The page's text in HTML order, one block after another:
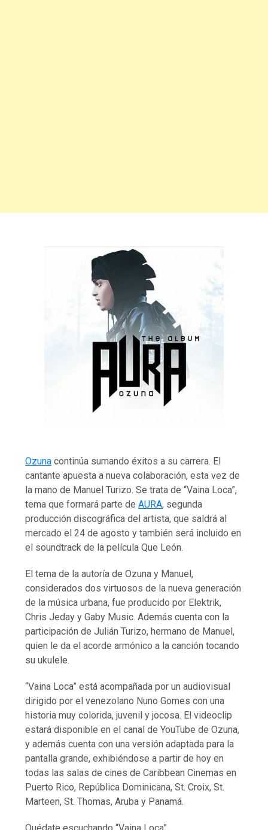
Ozuna continúa sumando éxitos a su carrera. El
cantante apuesta a nueva colaboración, esta vez de
la mano de Manuel Turizo. Se trata de “Vaina Loca”,
tema que formará parte deAURA, segunda
producción discográfica del artista, que saldrá al
mercado el 24 de agosto y también será incluido en
el soundtrack de la película Que León.
El tema de la autoría de Ozuna y Manuel,
considerados dos virtuosos de la nueva generación
de la música urbana, fue producido por Elektrik,
Chris Jeday y Gaby Music. Además cuenta con la
participación de Julián Turizo, hermano de Manuel,
quien le da el acorde armónico a la canción tocando
su ukulele.
“Vaina Loca” está acompañada por un audiovisual
dirigido por el venezolano Nuno Gomes con una
historia muy colorida, juvenil y jocosa. El videoclip
estará disponible en el canal de YouTube de Ozuna,
y además cuenta con una versión adaptada para la
pantalla grande, exhibiéndose a partir de hoy en
todas las salas de cines de Caribbean Cinemas en
Puerto Rico, República Dominicana, St. Croix, St.
Marteen, St. Thomas, Aruba y Panamá.
Quédate escuchando “Vaina Loca”.